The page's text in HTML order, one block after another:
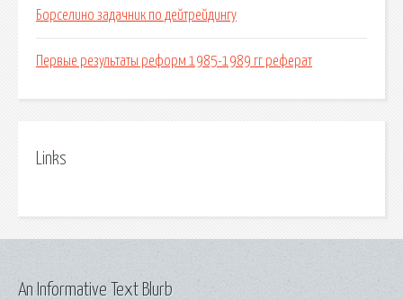
Борселино задачник по дейтрейдингу
Первые результаты реформ 1985-1989 гг реферат
Links
An Informative Text Blurb